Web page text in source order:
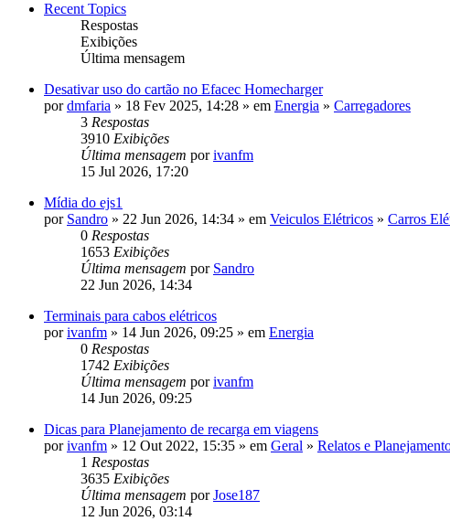
Recent Topics
Respostas
Exibições
Última mensagem
Desativar uso do cartão no Efacec Homecharger
pordmfaria » 18 Fev 2025, 14:28 » em Energia » Carregadores
3 Respostas
3910 Exibições
Última mensagem porivanfm
15 Jul 2026, 17:20
Mídia do ejs1
por Sandro » 22 Jun 2026, 14:34 » em Veiculos Elétricos » Carros
0 Respostas
1653 Exibições
Última mensagem por Sandro
22 Jun 2026, 14:34
Terminais para cabos elétricos
porivanfm » 14 Jun 2026, 09:25 » em Energia
0 Respostas
1742 Exibições
Última mensagem porivanfm
14 Jun 2026, 09:25
Dicas para Planejamento de recarga em viagens
porivanfm » 12 Out 2022, 15:35 » em Geral » Relatos e
1 Respostas
3635 Exibições
Última mensagem porJose187
12 Jun 2026, 03:14